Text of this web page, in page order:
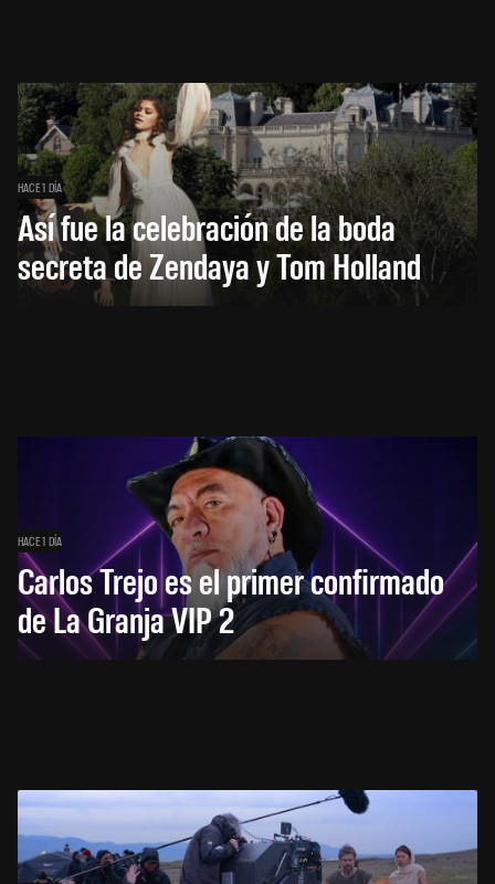
HACE 1 DÍA
Así fue la celebración de la boda
secreta de Zendaya y Tom Holland
HACE 1 DÍA
Carlos Trejo es el primer confirmado
de La Granja VIP 2